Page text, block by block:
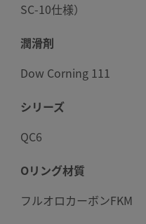
SC-10仕様）
Dow Corning 111
潤滑剤
QC6
シリーズ
フルオロカーボンFKM
Oリング材質